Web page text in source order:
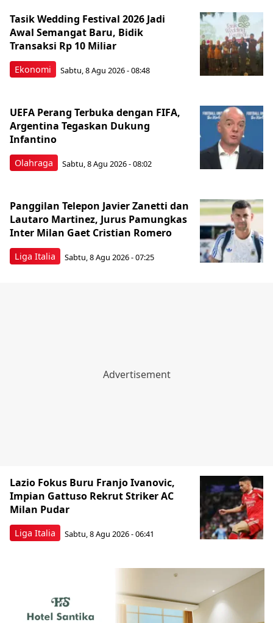
Ekonomi
Tasik Wedding Festival 2026 Jadi
Awal Semangat Baru, Bidik
Transaksi Rp 10 Miliar
Sabtu, 8 Agu 2026 - 08:48
Olahraga
UEFA Perang Terbuka dengan FIFA,
Argentina Tegaskan Dukung
Infantino
Sabtu, 8 Agu 2026 - 08:02
Liga Italia
Panggilan Telepon Javier Zanetti dan
Lautaro Martinez, Jurus Pamungkas
Inter Milan Gaet Cristian Romero
Sabtu, 8 Agu 2026 - 07:25
Liga Italia
Lazio Fokus Buru Franjo Ivanovic,
Impian Gattuso Rekrut Striker AC
Milan Pudar
Sabtu, 8 Agu 2026 - 06:41